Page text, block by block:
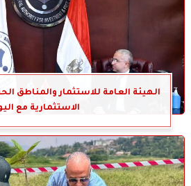
الهيئة العامة للاستثمار والمناطق
الاستثمارية مع